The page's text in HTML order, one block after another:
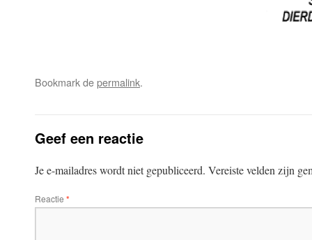
Bookmark depermalink.
Geef een reactie
Je e-mailadres wordt niet gepubliceerd. Vereiste velden zijn
Reactie *